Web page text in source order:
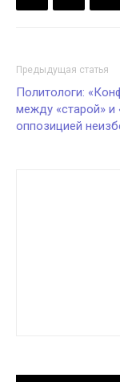
Предыдущая статья
Политологи:
между «старой» и
оппозицией